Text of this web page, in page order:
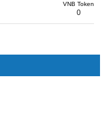
VNB Token
0